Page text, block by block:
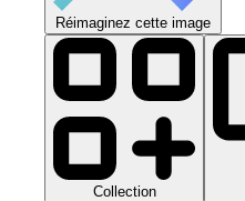
Réimaginez cette image
Collection